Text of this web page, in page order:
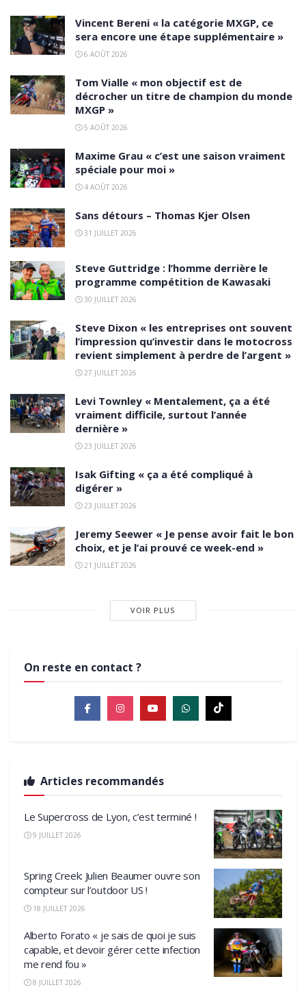
Vincent Bereni « la catégorie MXGP, ce
sera encore une étape supplémentaire »
6 AOÛT 2026
Tom Vialle « mon objectif est de
décrocher un titre de champion du monde
MXGP »
5 AOÛT 2026
Maxime Grau « c’est une saison vraiment
spéciale pour moi »
4 AOÛT 2026
Sans détours – Thomas Kjer Olsen
31 JUILLET 2026
Steve Guttridge : l’homme derrière le
programme compétition de Kawasaki
30 JUILLET 2026
Steve Dixon « les entreprises ont souvent
l’impression qu’investir dans le motocross
revient simplement à perdre de l’argent »
27 JUILLET 2026
Levi Townley « Mentalement, ça a été
vraiment difficile, surtout l’année
dernière »
23 JUILLET 2026
Isak Gifting « ça a été compliqué à
digérer »
23 JUILLET 2026
Jeremy Seewer « Je pense avoir fait le bon
choix, et je l’ai prouvé ce week-end »
21 JUILLET 2026
VOIR PLUS
On reste en contact ?
Articles recommandés
Le Supercross de Lyon, c’est terminé !
9 JUILLET 2026
Spring Creek: Julien Beaumer ouvre son
compteur sur l’outdoor US !
18 JUILLET 2026
Alberto Forato « je sais de quoi je suis
capable, et devoir gérer cette infection
me rend fou »
8 JUILLET 2026